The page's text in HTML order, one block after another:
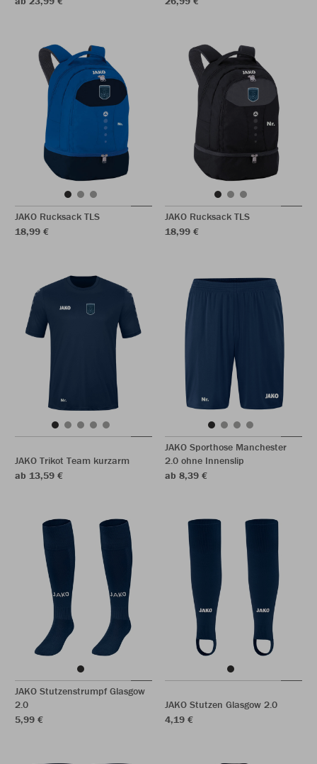
JAKO Rucksack TLS
18,99 €
JAKO Rucksack TLS
18,99 €
JAKO Trikot Team kurzarm
ab 13,59 €
JAKO Sporthose Manchester
2.0 ohne Innenslip
ab 8,39 €
JAKO Stutzenstrumpf Glasgow
2.0
5,99 €
JAKO Stutzen Glasgow 2.0
4,19 €